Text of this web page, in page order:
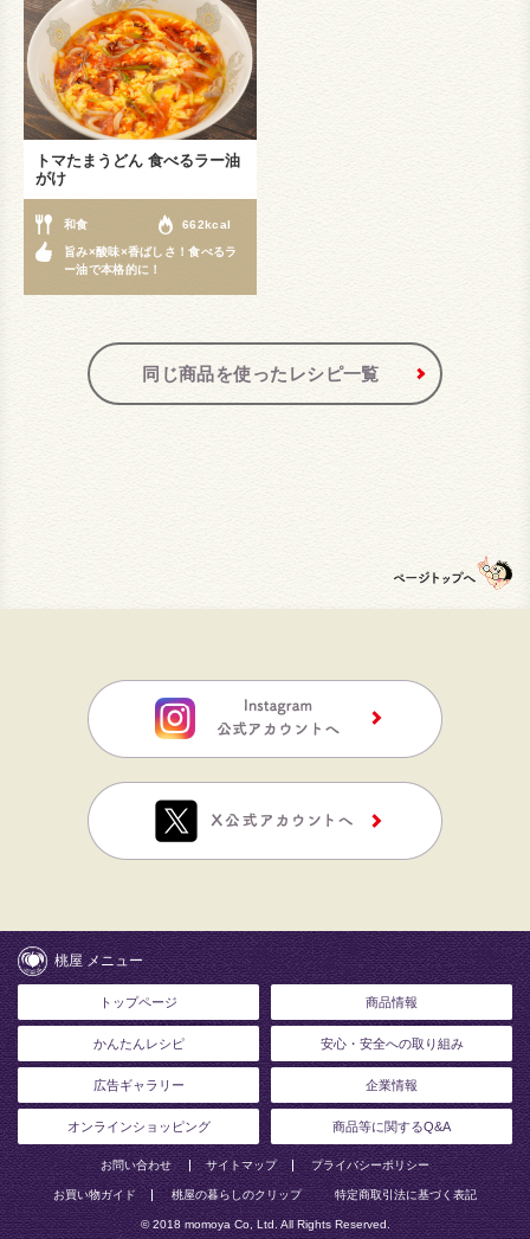
トマたまうどん 食べるラー油
がけ
和食 662kcal
旨み×酸味×香ばしさ！食べるラ
ー油で本格的に！
同じ商品を使ったレシピ一覧
桃屋 メニュー
トップページ 商品情報
かんたんレシピ 安心・安全への取り組み
広告ギャラリー 企業情報
オンラインショッピング 商品等に関するQ&A
お問い合わせ サイトマップ プライバシーポリシー
お買い物ガイド 桃屋の暮らしのクリップ 特定商取引法に基づく表記
© 2018 momoya Co, Ltd. All Rights Reserved.